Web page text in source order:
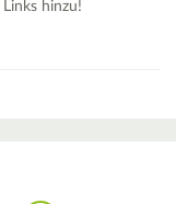
hinzu!